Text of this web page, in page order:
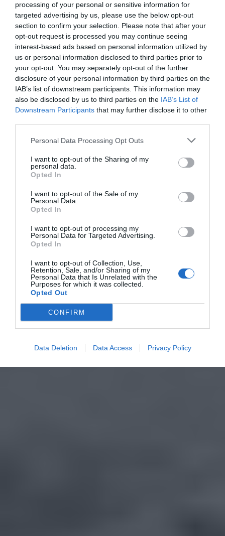
processing of your personal or sensitive information for
targeted advertising by us, please use the below opt-out
section to confirm your selection. Please note that after your
opt-out request is processed you may continue seeing
interest-based ads based on personal information utilized by
us or personal information disclosed to third parties prior to
your opt-out. You may separately opt-out of the further
disclosure of your personal information by third parties on the
IAB’s list of downstream participants. This information may
also be disclosed by us to third parties on the IAB’s List of
Downstream Participants that may further disclose it to other
Personal Data Processing Opt Outs
I want to opt-out of the Sharing of my
personal data.
Opted In
I want to opt-out of the Sale of my
Personal Data.
Opted In
I want to opt-out of processing my
Personal Data for Targeted Advertising.
Opted In
I want to opt-out of Collection, Use,
Retention, Sale, and/or Sharing of my
Personal Data that Is Unrelated with the
Purposes for which it was collected.
Opted Out
CONFIRM
Data Deletion Data Access Privacy Policy